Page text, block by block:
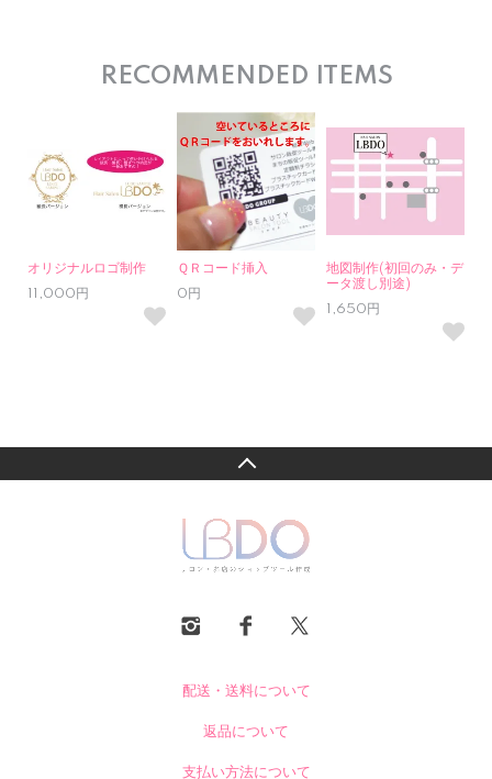
RECOMMENDED ITEMS
オリジナルロゴ制作
11,000円
ＱＲコード挿入
0円
地図制作(初回のみ・デ
ータ渡し別途)
1,650円
配送・送料について
返品について
支払い方法について